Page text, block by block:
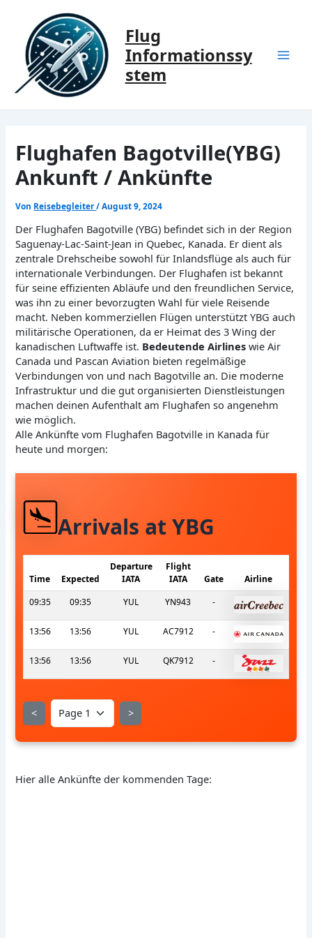
springen
Flug
Informationssy
stem
Flughafen Bagotville(YBG)
Ankunft / Ankünfte
Von Reisebegleiter/August 9, 2024
Der Flughafen Bagotville (YBG) befindet sich in der Region
Saguenay-Lac-Saint-Jean in Quebec, Kanada. Er dient als
zentrale Drehscheibe sowohl für Inlandsflüge als auch für
internationale Verbindungen. Der Flughafen ist bekannt
für seine effizienten Abläufe und den freundlichen Service,
was ihn zu einer bevorzugten Wahl für viele Reisende
macht. Neben kommerziellen Flügen unterstützt YBG auch
militärische Operationen, da er Heimat des 3 Wing der
kanadischen Luftwaffe ist. Bedeutende Airlines wie Air
Canada und Pascan Aviation bieten regelmäßige
Verbindungen von und nach Bagotville an. Die moderne
Infrastruktur und die gut organisierten Dienstleistungen
machen deinen Aufenthalt am Flughafen so angenehm
wie möglich.
Alle Ankünfte vom Flughafen Bagotville in Kanada für
heute und morgen:
Arrivals at YBG
Time Expected
Departure
IATA
Flight
IATA
Gate
Airline
09:35
09:35 YUL YN943 -
13:56 13:56 YUL AC7912 -
13:56 13:56 YUL QK7912 -
< >
Hier alle Ankünfte der kommenden Tage: